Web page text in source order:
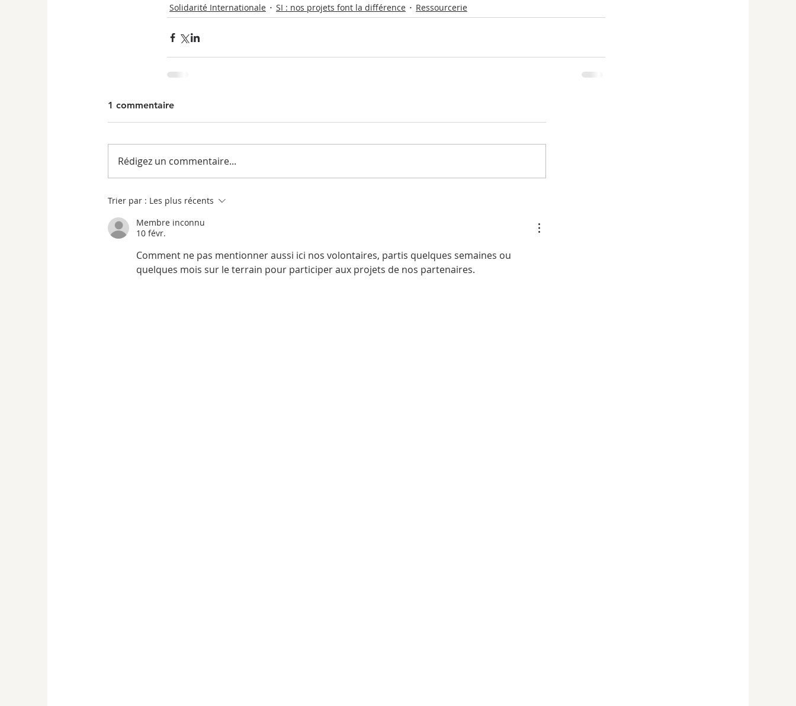
Solidarité Internationale SI : nos projets font la différence Ressourcerie
1 commentaire
Rédigez un commentaire...
Trier par : Les plus récents
Membre inconnu
10 févr.
Comment ne pas mentionner aussi ici nos volontaires, partis quelques semaines ou
quelques mois sur le terrain pour participer aux projets de nos partenaires.